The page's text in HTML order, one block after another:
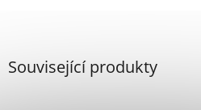
Související produkty